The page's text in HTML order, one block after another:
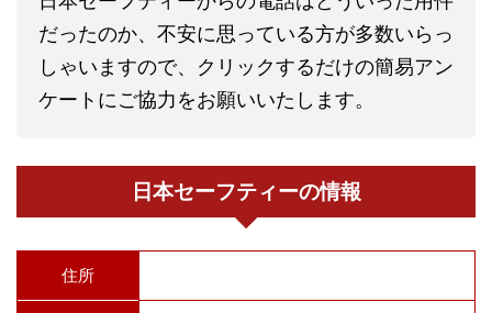
だったのか、不安に思っている方が多数いらっ
しゃいますので、クリックするだけの簡易アン
ケートにご協力をお願いいたします。
日本セーフティーの情報
住所